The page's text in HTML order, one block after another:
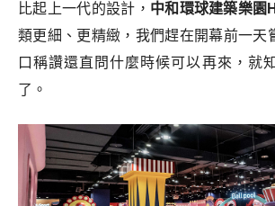
比起上一代的設計， 中和環球建築樂園
類更細、更精緻，我們趕在開幕前一天
口稱讚還直問什麼時候可以再來，就
了。